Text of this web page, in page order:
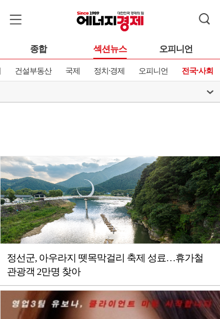
종합 섹션뉴스 오피니언
건설부동산 국제 정치·경제 오피니언 전국·사회
정선군, 아우라지 뗏목막걸리 축제 성료…휴가철
관광객 2만명 찾아